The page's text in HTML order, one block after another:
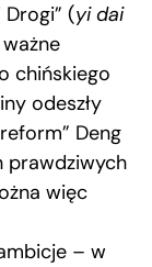
(yi dai
chińskiego
odeszły
Deng
prawdziwych
więc
– w